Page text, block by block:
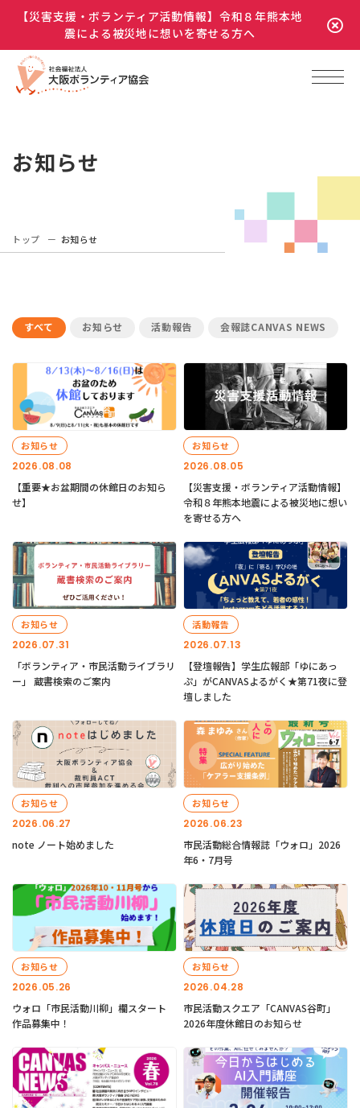
【災害支援・ボランティア活動情報】令和８年熊本地
震による被災地に想いを寄せる方へ
お知らせ
トップ お知らせ
すべて お知らせ 活動報告 会報誌CANVAS NEWS
2026.08.08
お知らせ
【重要★お盆期間の休館日のお知ら
せ】
2026.08.05
お知らせ
【災害支援・ボランティア活動情報】
令和８年熊本地震による被災地に想い
を寄せる方へ
2026.07.31
お知らせ
「ボランティア・市民活動ライブラリ
ー」 蔵書検索のご案内
2026.07.13
活動報告
【登壇報告】学生広報部「ゆにあっ
ぷ」がCANVASよるがく★第71夜に登
壇しました
2026.06.27
お知らせ
note ノート始めました
2026.06.23
お知らせ
市民活動総合情報誌「ウォロ」2026
年6・7月号
2026.05.26
お知らせ
ウォロ「市民活動川柳」欄スタート
作品募集中！
2026.04.28
お知らせ
市民活動スクエア「CANVAS谷町」
2026年度休館日のお知らせ